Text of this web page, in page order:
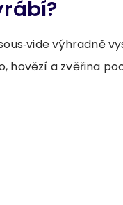
výhradně
hovězí a zvěřina